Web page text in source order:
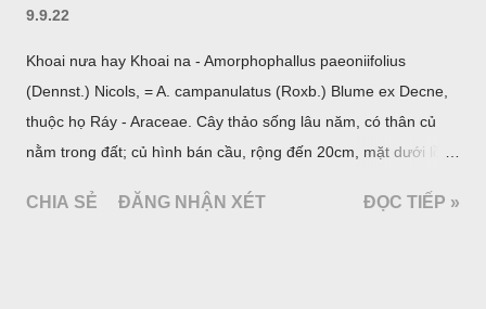
9.9.22
Khoai nưa hay Khoai na - Amorphophallus paeoniifolius
(Dennst.) Nicols, = A. campanulatus (Roxb.) Blume ex Decne,
thuộc họ Ráy - Araceae. Cây thảo sống lâu năm, có thân củ
nằm trong đất; củ hình bán cầu, rộng đến 20cm, mặt dưới lồi
quanh có 3-5 mấu lồi; vỏ củ màu nâu, thịt trắng vàng và cứng.
CHIA SẺ ĐĂNG NHẬN XÉT ĐỌC TIẾP »